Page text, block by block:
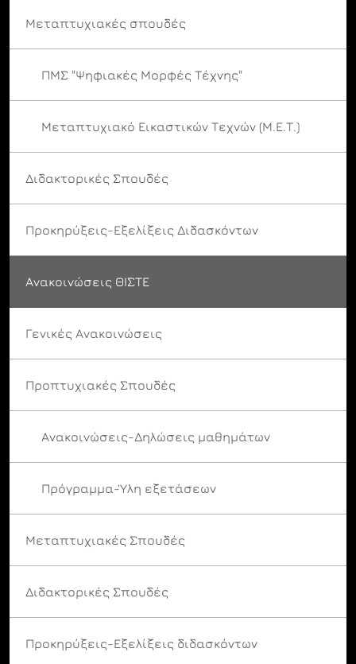
Μεταπτυχιακές σπουδές
ΠΜΣ "Ψηφιακές Μορφές Τέχνης"
Μεταπτυχιακό Εικαστικών Τεχνών (Μ.Ε.Τ.)
Διδακτορικές Σπουδές
Προκηρύξεις-Εξελίξεις Διδασκόντων
Ανακοινώσεις ΘΙΣΤΕ
Γενικές Ανακοινώσεις
Προπτυχιακές Σπουδές
Ανακοινώσεις-Δηλώσεις μαθημάτων
Πρόγραμμα-Ύλη εξετάσεων
Μεταπτυχιακές Σπουδές
Διδακτορικές Σπουδές
Προκηρύξεις-Εξελίξεις διδασκόντων